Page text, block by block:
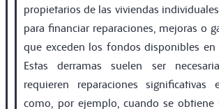
propietarios de las viviendas
para ﬁnanciar reparaciones, mejoras o
que exceden los fondos disponibles en
Estas derramas suelen ser
requieren reparaciones signiﬁcativas
como, por ejemplo, cuando se